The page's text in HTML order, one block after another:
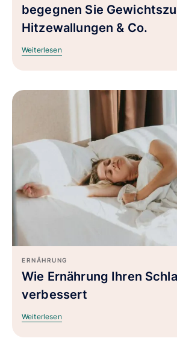
begegnen Sie
Hitzewallungen & Co.
Weiterlesen
ERNÄHRUNG
Wie Ernährung Ihren
verbessert
Weiterlesen